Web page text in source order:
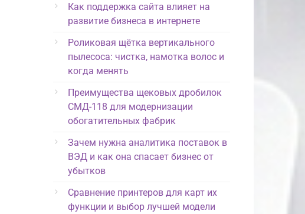
Как поддержка сайта влияет на
развитие бизнеса в интернете
Роликовая щётка вертикального
пылесоса: чистка, намотка волос и
когда менять
Преимущества щековых дробилок
СМД-118 для модернизации
обогатительных фабрик
Зачем нужна аналитика поставок в
ВЭД и как она спасает бизнес от
убытков
Сравнение принтеров для карт их
функции и выбор лучшей модели